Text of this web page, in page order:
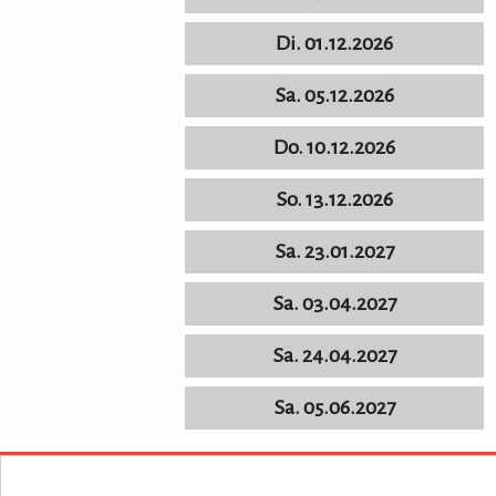
Di. 01.12.2026
Sa. 05.12.2026
Do. 10.12.2026
So. 13.12.2026
Sa. 23.01.2027
Sa. 03.04.2027
Sa. 24.04.2027
Sa. 05.06.2027